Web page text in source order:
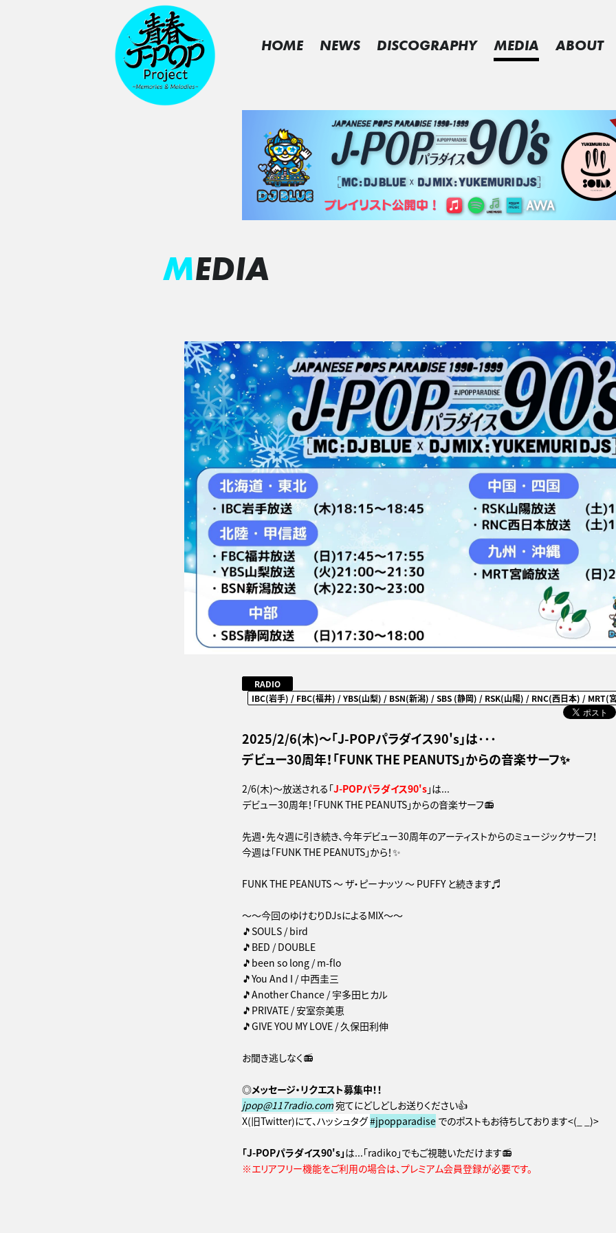
HOME NEWS DISCOGRAPHY MEDIA ABOUT
MEDIA
RADIO
IBC(岩手) / FBC(福井) / YBS(山梨) / BSN(新潟) / SBS (静岡) / RSK(山陽) / RNC(西日本) / MRT(
2025/2/6(木)～「J-POPパラダイス90's」は･･･
デビュー30周年！「FUNK THE PEANUTS」からの音楽サーフ✨
2/6(木)～放送される「J-POPパラダイス90's」は...
デビュー30周年！「FUNK THE PEANUTS」からの音楽サーフ📻
先週・先々週に引き続き、今年デビュー30周年のアーティストからのミュージックサーフ！
今週は「FUNK THE PEANUTS」から！✨
FUNK THE PEANUTS ～ ザ・ピーナッツ ～ PUFFY と続きます♬
～～今回のゆけむりDJsによるMIX～～
🎵SOULS / bird
🎵BED / DOUBLE
🎵been so long / m-flo
🎵You And I / 中西圭三
🎵Another Chance / 宇多田ヒカル
🎵PRIVATE / 安室奈美恵
🎵GIVE YOU MY LOVE / 久保田利伸
お聞き逃しなく📻
◎メッセージ・リクエスト募集中！！
jpop@117radio.com宛てにどしどしお送りください👍
X(旧Twitter)にて、ハッシュタグ#jpopparadise でのポストもお待ちしております<(_ _)>
「J-POPパラダイス90's」は...「radiko」でもご視聴いただけます📻
※エリアフリー機能をご利用の場合は、プレミアム会員登録が必要です。